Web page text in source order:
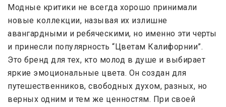
Модные критики не всегда хорошо принимали
новые коллекции, называя их излишне
авангардными и ребяческими, но именно эти черты
и принесли популярность “Цветам Калифорнии”.
Это бренд для тех, кто молод в душе и выбирает
яркие эмоциональные цвета. Он создан для
путешественников, свободных духом, разных, но
верных одним и тем же ценностям. При своей